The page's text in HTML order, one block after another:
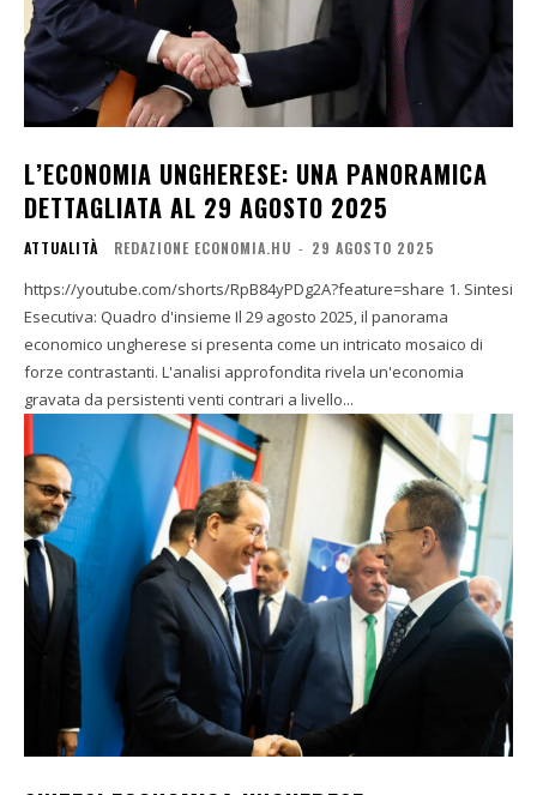
L’ECONOMIA UNGHERESE: UNA PANORAMICA
DETTAGLIATA AL 29 AGOSTO 2025
ATTUALITÀ REDAZIONE ECONOMIA.HU - 29 AGOSTO 2025
https://youtube.com/shorts/RpB84yPDg2A?feature=share 1. Sintesi
Esecutiva: Quadro d'insieme Il 29 agosto 2025, il panorama
economico ungherese si presenta come un intricato mosaico di
forze contrastanti. L'analisi approfondita rivela un'economia
gravata da persistenti venti contrari a livello...